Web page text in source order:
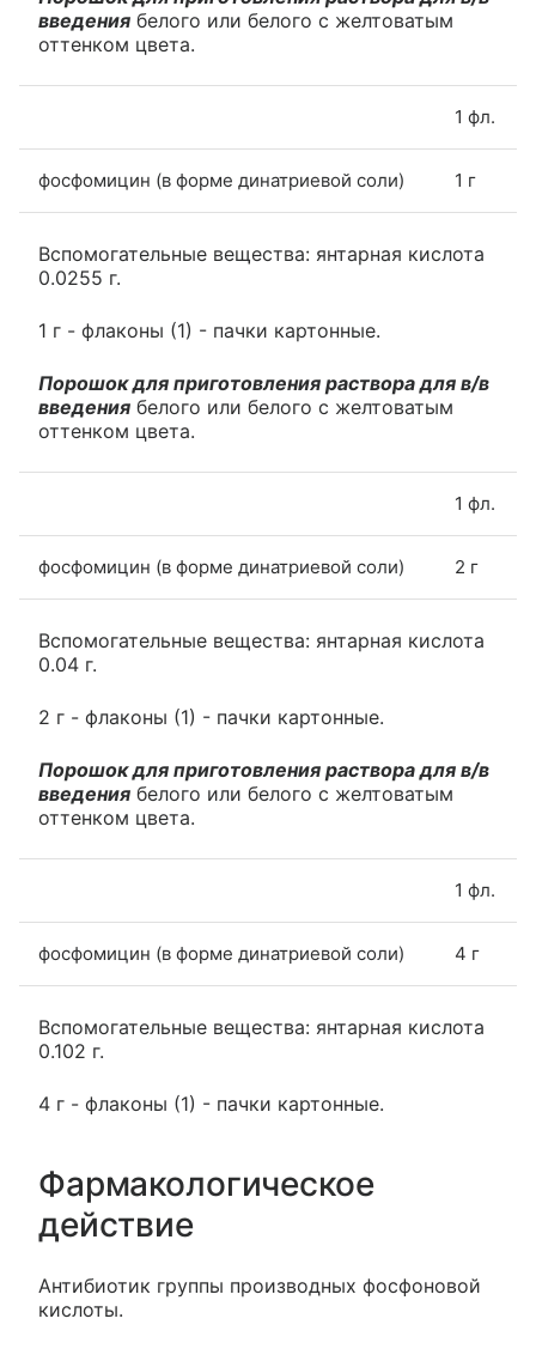
введения белого или белого с желтоватым
оттенком цвета.
1 фл.
фосфомицин (в форме динатриевой соли) 1 г
Вспомогательные вещества: янтарная кислота
0.0255 г.
1 г - флаконы (1) - пачки картонные.
Порошок для приготовления раствора для в/в
введения белого или белого с желтоватым
оттенком цвета.
1 фл.
фосфомицин (в форме динатриевой соли) 2 г
Вспомогательные вещества: янтарная кислота
0.04 г.
2 г - флаконы (1) - пачки картонные.
Порошок для приготовления раствора для в/в
введения белого или белого с желтоватым
оттенком цвета.
1 фл.
фосфомицин (в форме динатриевой соли) 4 г
Вспомогательные вещества: янтарная кислота
0.102 г.
4 г - флаконы (1) - пачки картонные.
Фармакологическое
действие
Антибиотик группы производных фосфоновой
кислоты.